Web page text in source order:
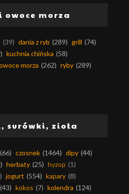
owoce morza
(39) dania z ryb (289) grill (74)
kuchnia chińska (58)
morza (262) ryby (289)
surówki, zioła
(66) czosnek (1464) dipy (44)
herbaty (25) hyzop (1)
jogurt (554) kapary (8)
(43) kokos (7) kolendra (124)